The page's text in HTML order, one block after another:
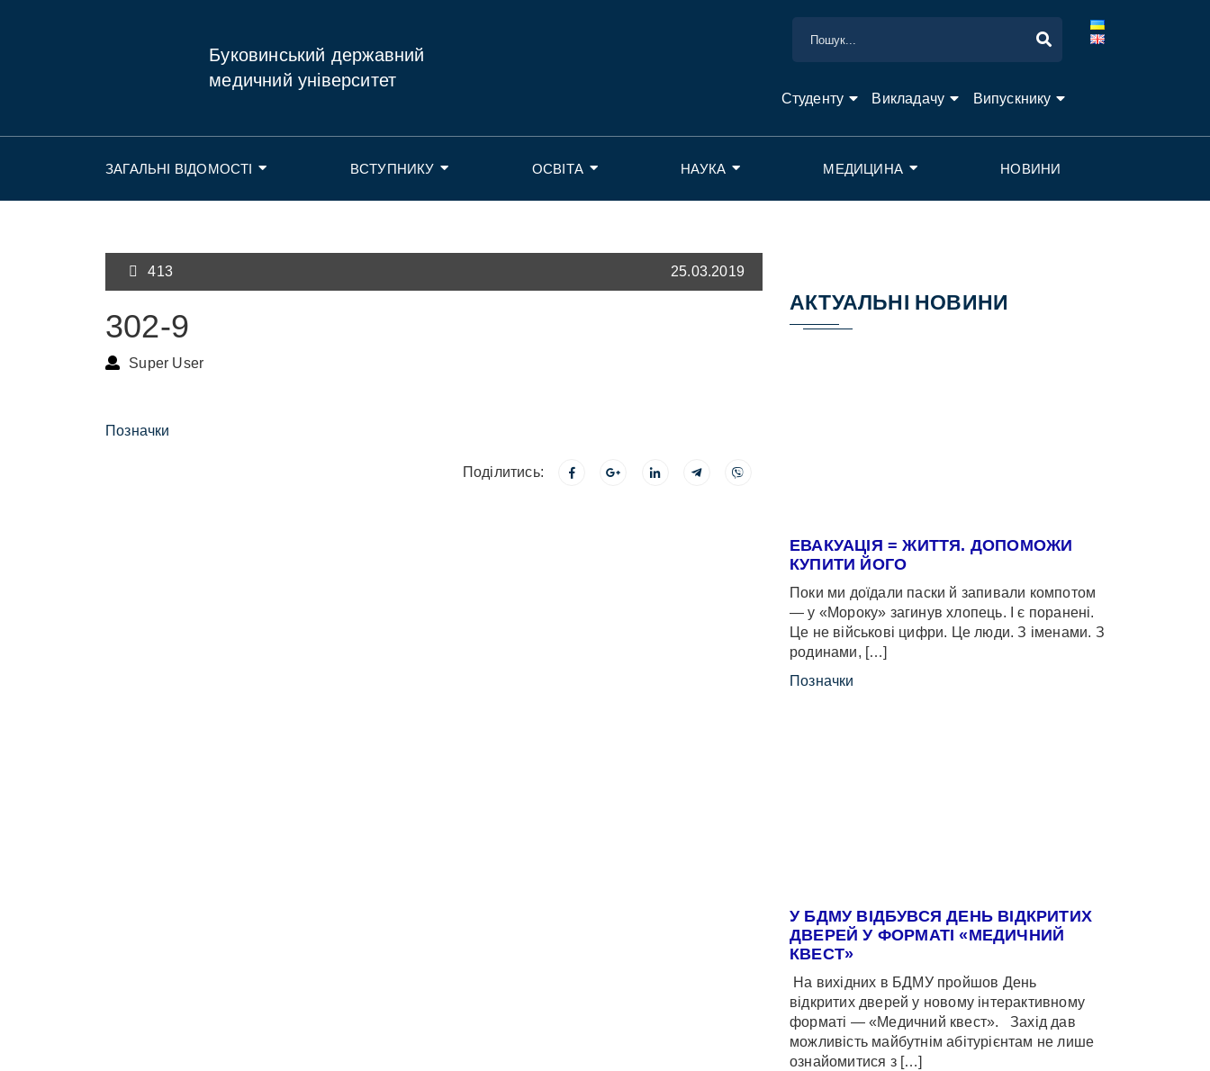
Буковинський державний
медичний університет
Студенту Викладачу Випускнику
ЗАГАЛЬНІ ВІДОМОСТІ ВСТУПНИКУ ОСВІТА НАУКА МЕДИЦИНА НОВИНИ
413 25.03.2019
302-9
Super User
Позначки
Поділитись:
АКТУАЛЬНІ НОВИНИ
ЕВАКУАЦІЯ = ЖИТТЯ. ДОПОМОЖИ
КУПИТИ ЙОГО
Поки ми доїдали паски й запивали компотом
— у «Мороку» загинув хлопець. І є поранені.
Це не військові цифри. Це люди. З іменами. З
родинами, […]
Позначки
У БДМУ ВІДБУВСЯ ДЕНЬ ВІДКРИТИХ
ДВЕРЕЙ У ФОРМАТІ «МЕДИЧНИЙ
КВЕСТ»
На вихідних в БДМУ пройшов День
відкритих дверей у новому інтерактивному
форматі — «Медичний квест». Захід дав
можливість майбутнім абітурієнтам не лише
ознайомитися з […]